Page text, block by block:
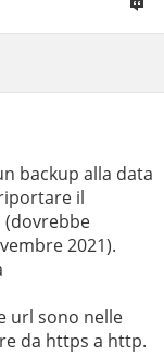
backup alla data
il
(dovrebbe
2021).
url sono nelle
da https a http.